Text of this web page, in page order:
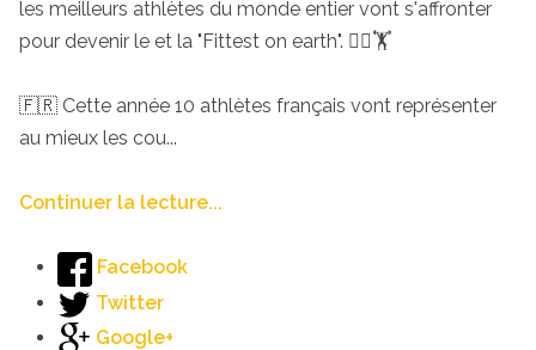
les meilleurs athlètes du monde entier vont s'affronter
pour devenir le et la "Fittest on earth". 🏋️‍♀️🏋️
🇫🇷 Cette année 10 athlètes français vont représenter
au mieux les cou...
Continuer la lecture...
Facebook
Twitter
Google+